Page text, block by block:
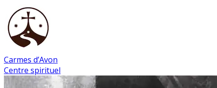
Carmes d’Avon
Centre spirituel